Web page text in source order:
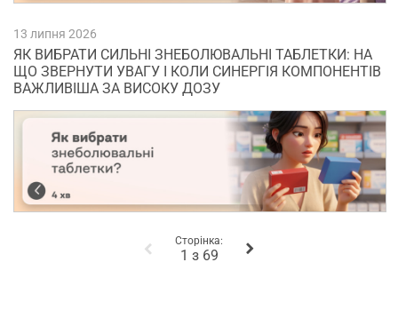
13 липня 2026
ЯК ВИБРАТИ СИЛЬНІ ЗНЕБОЛЮВАЛЬНІ ТАБЛЕТКИ: НА
ЩО ЗВЕРНУТИ УВАГУ І КОЛИ СИНЕРГІЯ КОМПОНЕНТІВ
ВАЖЛИВІША ЗА ВИСОКУ ДОЗУ
Сторінка:
1 з 69